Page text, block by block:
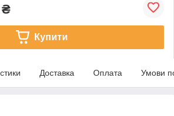
₴
Купити
Доставка Оплата Умови